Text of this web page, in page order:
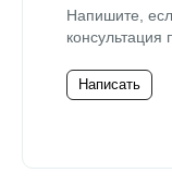
Напишите,
консультация
Написать